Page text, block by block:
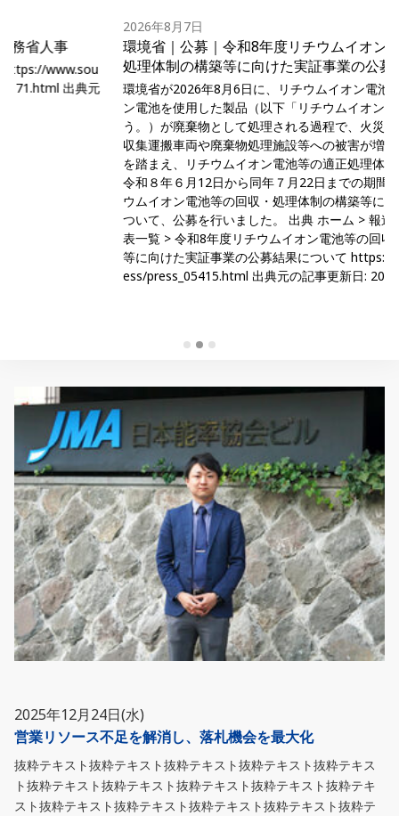
事
出典元
2026年8月7日
環境省｜公募｜令和8年度リチウムイオン電池等
処理体制の構築等に向けた実証事業の公募結果に
環境省が2026年8月6日に、リチウムイオン電池及びリチ
ン電池を使用した製品（以下「リチウムイオン電池等」
う。）が廃棄物として処理される過程で、火災事故等が
収集運搬車両や廃棄物処理施設等への被害が増加してい
を踏まえ、リチウムイオン電池等の適正処理体制の構築
令和８年６月12日から同年７月22日までの期間、令和８
ウムイオン電池等の回収・処理体制の構築等に向けた実
ついて、公募を行いました。 出典 ホーム > 報道・広報 >
表一覧 > 令和8年度リチウムイオン電池等の回収・処理
等に向けた実証事業の公募結果について https://
ess/press_05415.html 出典元の記事更新日: 2026-08-06
2025年12月24日(水)
営業リソース不足を解消し、落札機会を最大化
抜粋テキスト抜粋テキスト抜粋テキスト抜粋テキスト抜粋テキス
ト抜粋テキスト抜粋テキスト抜粋テキスト抜粋テキスト抜粋テキ
スト抜粋テキスト抜粋テキスト抜粋テキスト抜粋テキスト抜粋テ